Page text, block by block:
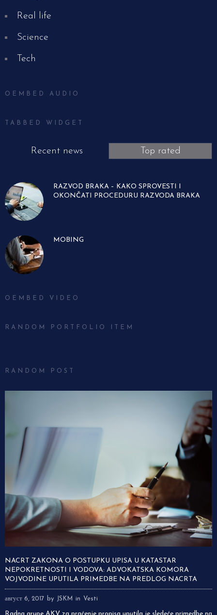
Real life
Science
Tech
OEMBED AUDIO
TABBED WIDGET
Recent news Top rated
RAZVOD BRAKA – KAKO SPROVESTI I
OKONČATI PROCEDURU RAZVODA BRAKA
MOBING
OEMBED VIDEO
RANDOM PORTFOLIO ITEM
RANDOM POST
NACRT ZAKONA O POSTUPKU UPISA U KATASTAR
NEPOKRETNOSTI I VODOVA: ADVOKATSKA KOMORA
VOJVODINE UPUTILA PRIMEDBE NA PREDLOG NACRTA
август 6, 2017 by JSKM in Vesti